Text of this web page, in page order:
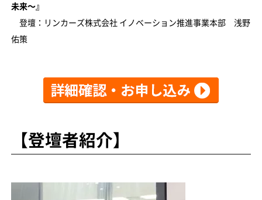
未来〜』
登壇：リンカーズ株式会社 イノベーション推進事業本部 浅野
佑策
【登壇者紹介】